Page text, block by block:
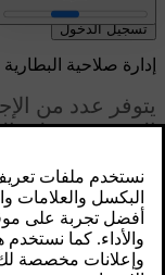
تسجيل الدخول
محدّث ٠٨‏/٠٩‏/٢٠٢٥
إدارة صلاحية البطارية
يتوفر عدد من
المستخدم على
الحالات التي
وبالتالي ينبغي